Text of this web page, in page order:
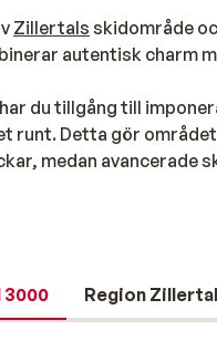
Zillertals skidområde
autentisk charm
du tillgång till
runt. Detta gör
medan avancerade
en del av den större
med ett enda liftkort.
3000 Region Zillertal